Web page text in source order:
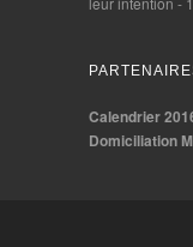
Calendrier
Domiciliation